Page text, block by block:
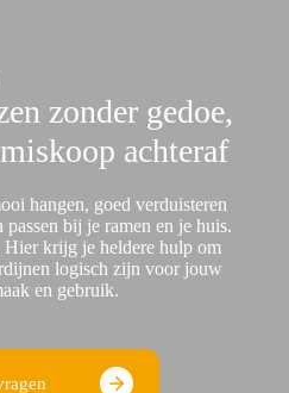
zonder gedoe,
achteraf
hangen, goed verduisteren
bij je ramen en je huis.
Hier krijg je heldere hulp om
logisch zijn voor jouw
en gebruik.